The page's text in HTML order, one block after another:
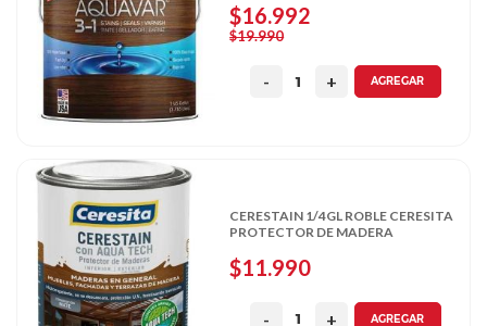
$16.992
$19.990
AGREGAR
CERESTAIN 1/4GL ROBLE CERESITA
PROTECTOR DE MADERA
$11.990
AGREGAR